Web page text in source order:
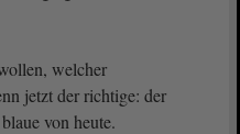
welcher
jetzt der richtige: der
von heute.